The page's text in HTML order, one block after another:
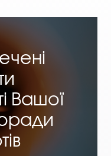
Вашої